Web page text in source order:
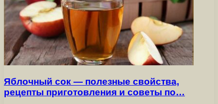
Яблочный сок — полезные свойства,
рецепты приготовления и советы по…